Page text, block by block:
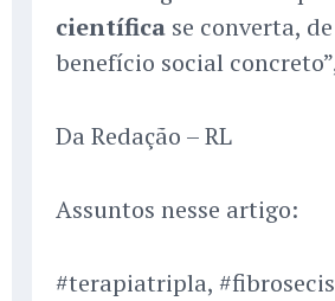
científica se converta,
benefício social
Da Redação – RL
Assuntos nesse artigo:
#terapiatripla,